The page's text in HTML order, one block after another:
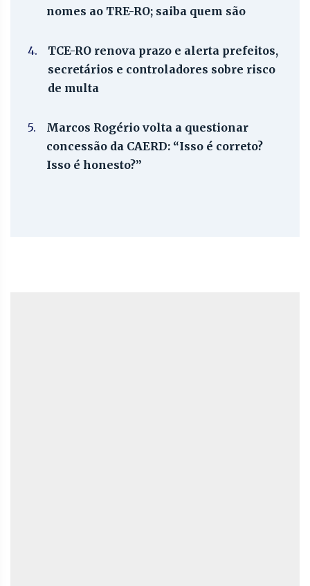
nomes ao TRE-RO; saiba quem são
4.
TCE-RO renova prazo e alerta prefeitos,
secretários e controladores sobre risco
de multa
5.
Marcos Rogério volta a questionar
concessão da CAERD: “Isso é correto?
Isso é honesto?”